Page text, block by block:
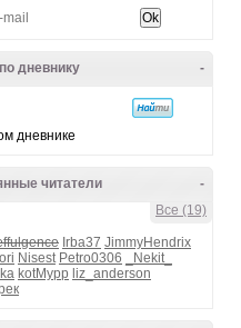
-
дневнику
дневнике
-
читатели
Все (19)
Irba37 JimmyHendrix
Nisest Petro0306
_Nekit_
kotMypp liz_anderson